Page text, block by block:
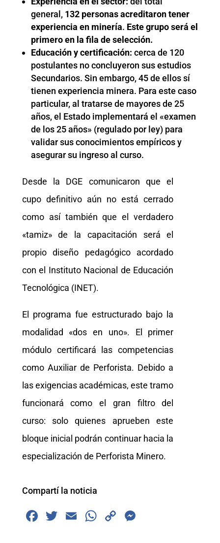
general, 132 personas acreditaron tener
experiencia en minería. Este grupo será el
primero en la fila de selección.
Educación y certificación: cerca de 120
postulantes no concluyeron sus estudios
Secundarios. Sin embargo, 45 de ellos sí
tienen experiencia minera. Para este caso
particular, al tratarse de mayores de 25
años, el Estado implementará el «examen
de los 25 años» (regulado por ley) para
validar sus conocimientos empíricos y
asegurar su ingreso al curso.
Desde la DGE comunicaron que el
cupo definitivo aún no está cerrado
como así también que el verdadero
«tamiz» de la capacitación será el
propio diseño pedagógico acordado
con el Instituto Nacional de Educación
Tecnológica (INET).
El programa fue estructurado bajo la
modalidad «dos en uno». El primer
módulo certificará las competencias
como Auxiliar de Perforista. Debido a
las exigencias académicas, este tramo
funcionará como el gran filtro del
curso: solo quienes aprueben este
bloque inicial podrán continuar hacia la
especialización de Perforista Minero.
Compartí la noticia
F
T
E
W
C